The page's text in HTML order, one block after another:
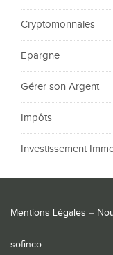
Cryptomonnaies
Epargne
Gérer son Argent
Impôts
Investissement
Mentions Légales –
sofinco